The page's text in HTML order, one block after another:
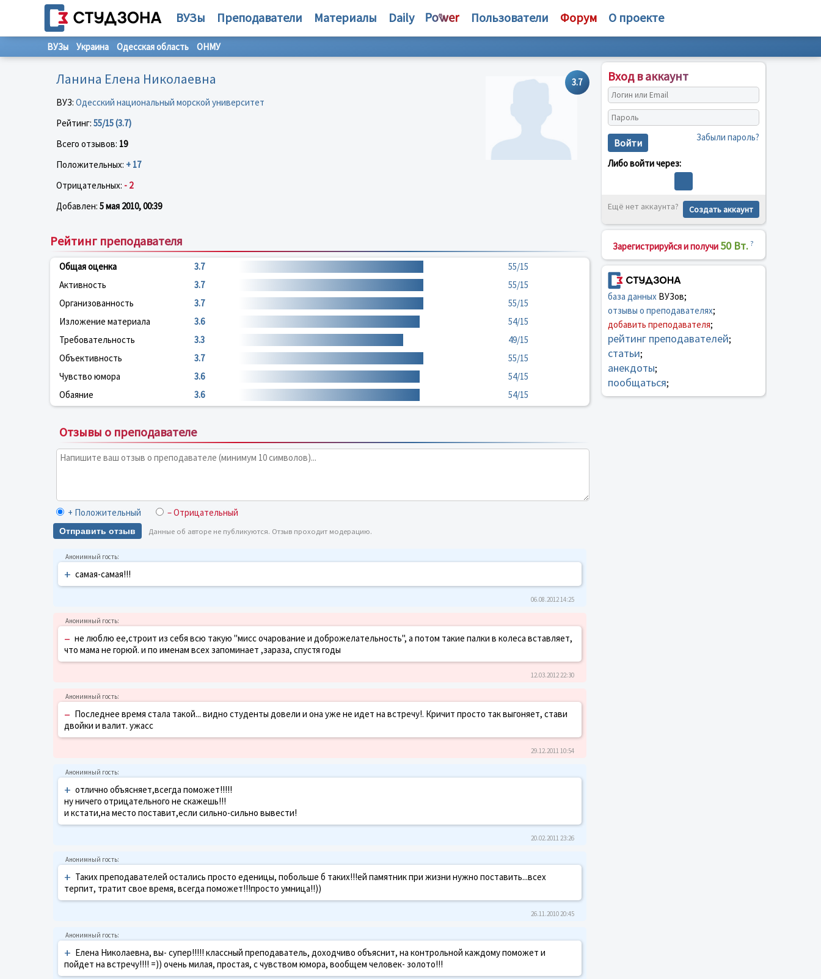
ВУЗы Преподаватели Материалы Daily Пользователи Форум О проекте
ВУЗы Украина Одесская область ОНМУ
3.7
Ланина Елена Николаевна
ВУЗ: Одесский национальный морской университет
Рейтинг: 55/15 (3.7)
Всего отзывов: 19
Положительных: + 17
Отрицательных: - 2
Добавлен: 5 мая 2010, 00:39
Рейтинг преподавателя
Общая оценка 3.7
55/15
Активность
3.7
55/15
Организованность
3.7
55/15
Изложение материала
3.6
54/15
Требовательность
3.3
49/15
Объективность
3.7
55/15
Чувство юмора
3.6
54/15
Обаяние
3.6 54/15
Отзывы о преподавателе
+ Положительный – Отрицательный
Отправить отзыв Данные об авторе не публикуются. Отзыв проходит модерацию.
+ самая-самая!!!
06.08.2012 14:25
– не люблю ее,строит из себя всю такую "мисс очарование и доброжелательность", а потом такие палки в колеса вставляет,
что мама не горюй. и по именам всех запоминает ,зараза, спустя годы
12.03.2012 22:30
– Последнее время стала такой... видно студенты довели и она уже не идет на встречу!. Кричит просто так выгоняет, стави
двойки и валит. ужасс
29.12.2011 10:54
+ отлично объясняет,всегда поможет!!!!!
ну ничего отрицательного не скажешь!!!
и кстати,на место поставит,если сильно-сильно вывести!
20.02.2011 23:26
+ Таких преподавателей остались просто еденицы, побольше б таких!!!ей памятник при жизни нужно поставить...всех
терпит, тратит свое время, всегда поможет!!!просто умница!!))
26.11.2010 20:45
+ Елена Николаевна, вы- супер!!!!! классный преподаватель, доходчиво объяснит, на контрольной каждому поможет и
пойдет на встречу!!!! =)) очень милая, простая, с чувством юмора, вообщем человек- золото!!!
Вход в аккаунт
Войти Забыли пароль?
Либо войти через:
Ещё нет аккаунта? Создать аккаунт
Зарегистрируйся и получи 50 Вт. ?
база данныхВУЗов;
отзывы о преподавателях;
добавить преподавателя;
рейтинг преподавателей;
статьи;
анекдоты;
пообщаться;